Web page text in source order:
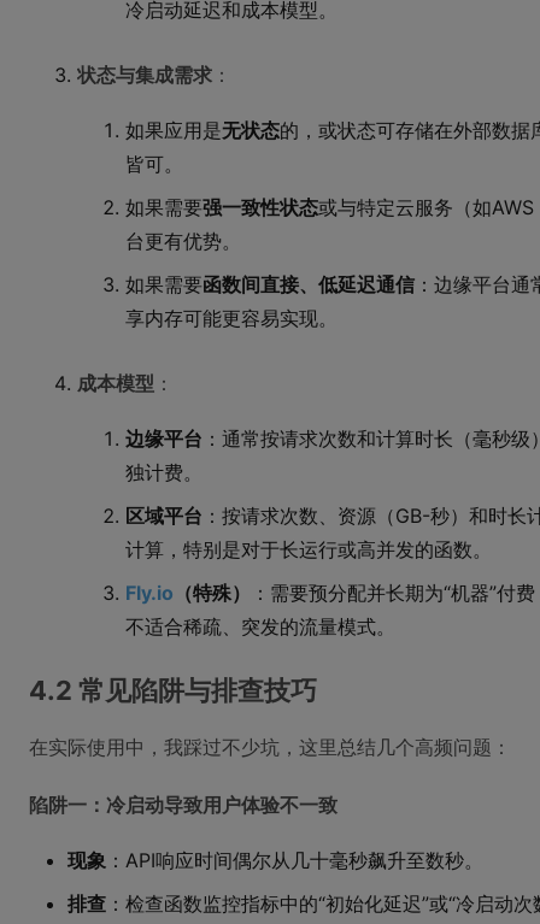
冷启动延迟和成本模型。
状态与集成需求 ：
如果应用是无状态的，或状态可存储在外部数
皆可。
如果需要强一致性状态或与特定云服务（如
台更有优势。
如果需要函数间直接、低延迟通信 ：边缘平台
享内存可能更容易实现。
成本模型 ：
边缘平台 ：通常按请求次数和计算时长（毫秒
独计费。
区域平台 ：按请求次数、资源（GB-秒）和时
计算，特别是对于长运行或高并发的函数。
Fly.io （特殊）
：需要预分配并长期为“机器”付
不适合稀疏、突发的流量模式。
4.2 常见陷阱与排查技巧
在实际使用中，我踩过不少坑，这里总结几个高频问题：
陷阱一：冷启动导致用户体验不一致
现象 ：API响应时间偶尔从几十毫秒飙升至数秒。
排查 ：检查函数监控指标中的“初始化延迟”或“冷启动